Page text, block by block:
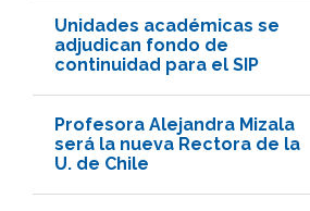
Unidades académicas se
adjudican fondo de
continuidad para el SIP
Profesora Alejandra Mizala
será la nueva Rectora de la
U. de Chile